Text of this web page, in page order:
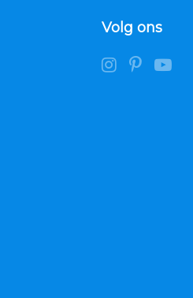
Volg ons